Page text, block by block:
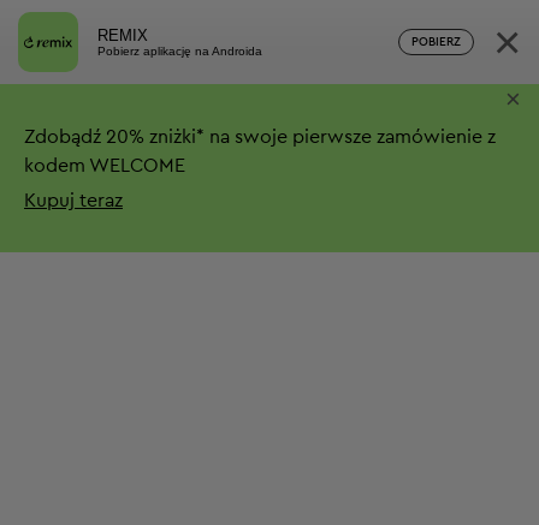
REMIX
Pobierz aplikację na Androida
POBIERZ ×
Zdobądź 20% zniżki* na swoje pierwsze zamówienie z
kodem WELCOME
Kupuj teraz
×